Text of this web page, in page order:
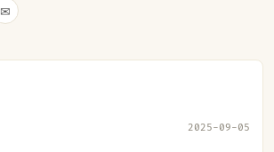
✉
2025-09-05